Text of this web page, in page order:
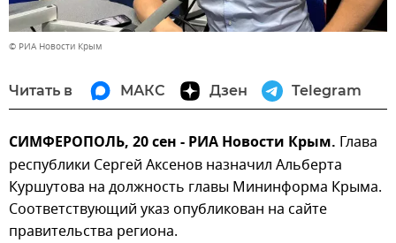
© РИА Новости Крым
Читать в МАКС Дзен Telegram
СИМФЕРОПОЛЬ, 20 сен - РИА Новости Крым. Глава
республики Сергей Аксенов назначил Альберта
Куршутова на должность главы Мининформа Крыма.
Соответствующий указ опубликован на сайте
правительства региона.